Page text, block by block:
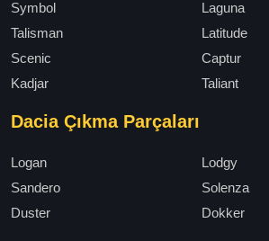
Symbol
Laguna
Talisman
Latitude
Scenic
Captur
Kadjar
Taliant
Dacia Çıkma Parçaları
Logan
Lodgy
Sandero
Solenza
Duster
Dokker